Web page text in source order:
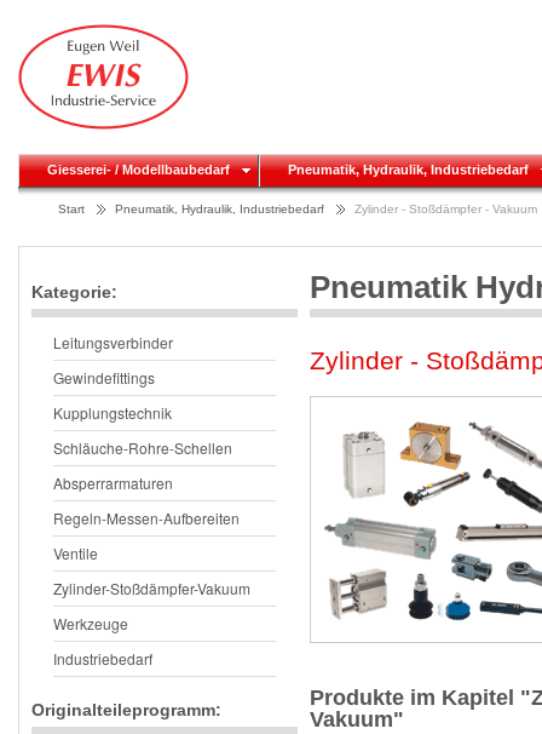
Giesserei- / Modellbaubedarf Pneumatik, Hydraulik, Industriebedarf
Start Pneumatik, Hydraulik, Industriebedarf Zylinder - Stoßdämpfer - Vakuum
Kategorie:
Leitungsverbinder
Gewindefittings
Kupplungstechnik
Schläuche-Rohre-Schellen
Absperrarmaturen
Regeln-Messen-Aufbereiten
Ventile
Zylinder-Stoßdämpfer-Vakuum
Werkzeuge
Industriebedarf
Originalteileprogramm:
Pneumatik
Zylinder -
Produkte im Kapitel
Vakuum"